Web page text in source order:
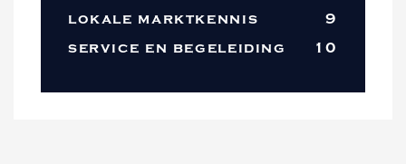
lokale marktkennis
9
service en begeleiding
10